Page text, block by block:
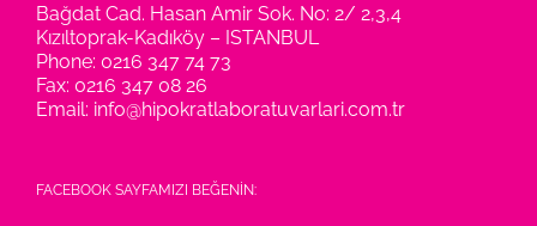
Bağdat Cad. Hasan Amir Sok. No: 2/ 2,3,4
Kızıltoprak-Kadıköy – ISTANBUL
Phone: 0216 347 74 73
Fax: 0216 347 08 26
Email: info@hipokratlaboratuvarlari.com.tr
FACEBOOK SAYFAMIZI BEĞENİN: